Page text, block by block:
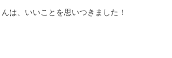
は、いいことを思いつきました！